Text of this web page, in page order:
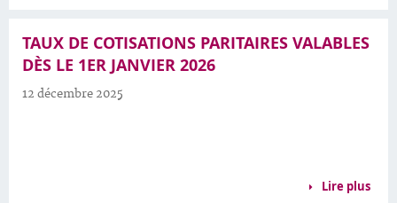
TAUX DE COTISATIONS PARITAIRES VALABLES
DÈS LE 1ER JANVIER 2026
12 décembre 2025
Lire plus